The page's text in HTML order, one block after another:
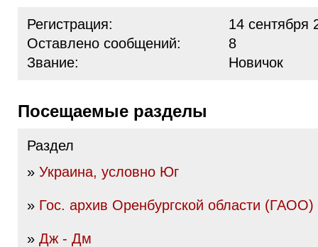
Регистрация:
14 сентября
Оставлено сообщений:
8
Звание:
Новичок
Посещаемые разделы
Раздел
» Украина, условно Юг
» Гос. архив Оренбургской области (ГАОО)
» Дж - Дм